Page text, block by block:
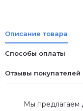
Описание товара
Способы оплаты
Отзывы покупателей
Мы предлагаем